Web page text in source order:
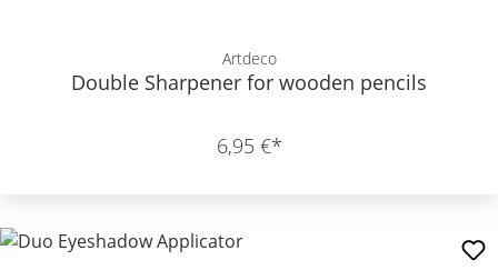
Artdeco
Double Sharpener for wooden pencils
6,95 €*